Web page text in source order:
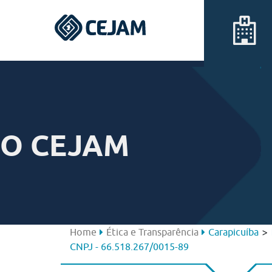
O CEJAM
Home Ética e Transparência Carapicuíba>
CNPJ - 66.518.267/0015-89